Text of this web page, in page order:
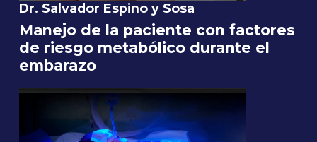
Dr. Salvador Espino y Sosa
Manejo de la paciente con factores
de riesgo metabólico durante el
embarazo